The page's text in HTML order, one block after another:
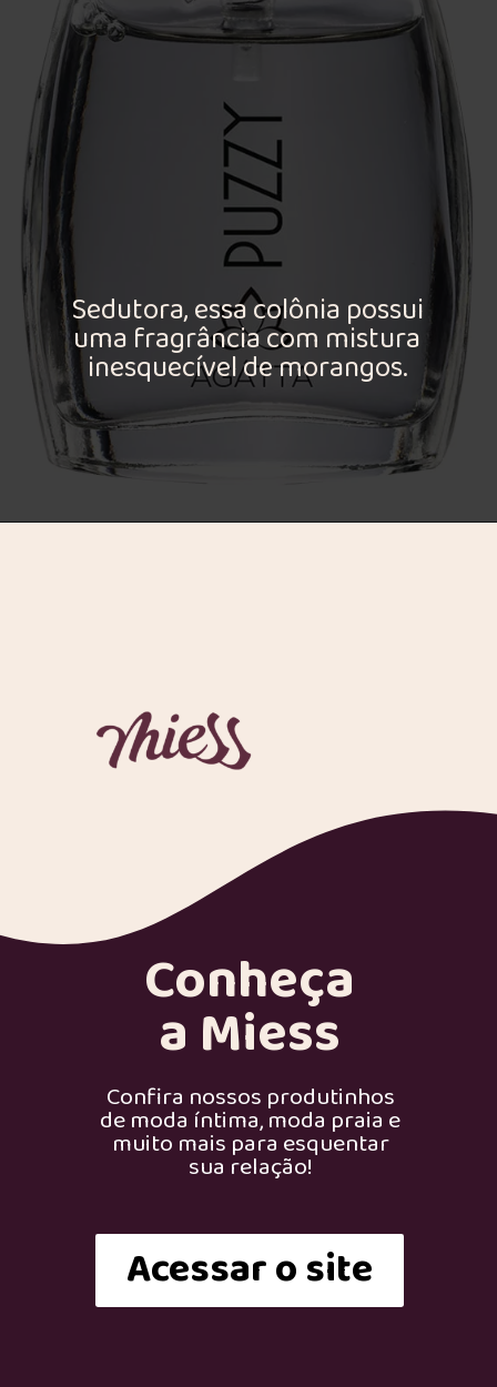
Sedutora, essa colônia possui
uma fragrância com mistura
inesquecível de morangos.
Conheça
a Miess
Confira nossos produtinhos
de moda íntima, moda praia e
muito mais para esquentar
sua relação!
Acessar o site